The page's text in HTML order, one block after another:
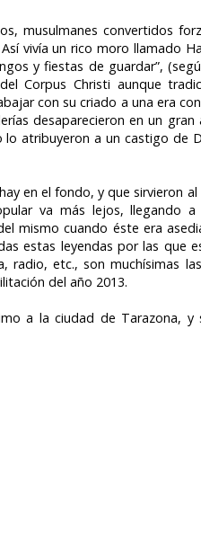
musulmanes convertidos
vivía un rico moro llamado
y fiestas de guardar”,
Corpus Christi aunque
con su criado a una era
desaparecieron en un gran
atribuyeron a un castigo de
en el fondo, y que sirvieron
va más lejos, llegando
mismo cuando éste era
estas leyendas por las que
etc., son muchísimas
del año 2013.
a la ciudad de Tarazona, y